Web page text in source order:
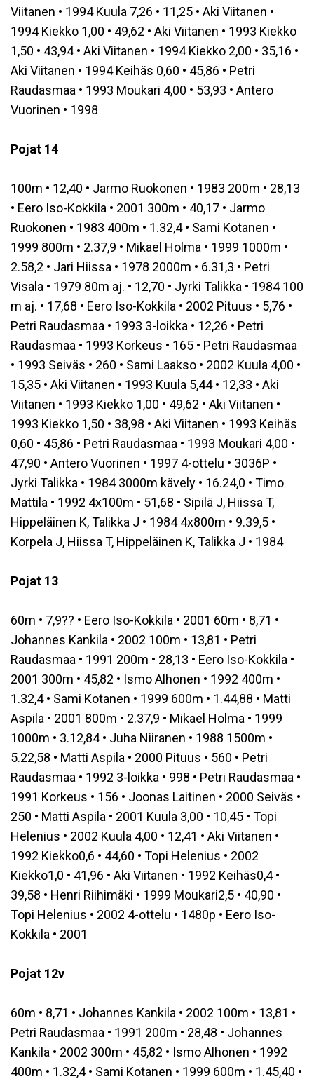
Viitanen • 1994 Kuula 7,26 • 11,25 • Aki Viitanen •
1994 Kiekko 1,00 • 49,62 • Aki Viitanen • 1993 Kiekko
1,50 • 43,94 • Aki Viitanen • 1994 Kiekko 2,00 • 35,16 •
Aki Viitanen • 1994 Keihäs 0,60 • 45,86 • Petri
Raudasmaa • 1993 Moukari 4,00 • 53,93 • Antero
Vuorinen • 1998
Pojat 14
100m • 12,40 • Jarmo Ruokonen • 1983 200m • 28,13
• Eero Iso-Kokkila • 2001 300m • 40,17 • Jarmo
Ruokonen • 1983 400m • 1.32,4 • Sami Kotanen •
1999 800m • 2.37,9 • Mikael Holma • 1999 1000m •
2.58,2 • Jari Hiissa • 1978 2000m • 6.31,3 • Petri
Visala • 1979 80m aj. • 12,70 • Jyrki Talikka • 1984 100
m aj. • 17,68 • Eero Iso-Kokkila • 2002 Pituus • 5,76 •
Petri Raudasmaa • 1993 3-loikka • 12,26 • Petri
Raudasmaa • 1993 Korkeus • 165 • Petri Raudasmaa
• 1993 Seiväs • 260 • Sami Laakso • 2002 Kuula 4,00 •
15,35 • Aki Viitanen • 1993 Kuula 5,44 • 12,33 • Aki
Viitanen • 1993 Kiekko 1,00 • 49,62 • Aki Viitanen •
1993 Kiekko 1,50 • 38,98 • Aki Viitanen • 1993 Keihäs
0,60 • 45,86 • Petri Raudasmaa • 1993 Moukari 4,00 •
47,90 • Antero Vuorinen • 1997 4-ottelu • 3036P •
Jyrki Talikka • 1984 3000m kävely • 16.24,0 • Timo
Mattila • 1992 4x100m • 51,68 • Sipilä J, Hiissa T,
Hippeläinen K, Talikka J • 1984 4x800m • 9.39,5 •
Korpela J, Hiissa T, Hippeläinen K, Talikka J • 1984
Pojat 13
60m • 7,9?? • Eero Iso-Kokkila • 2001 60m • 8,71 •
Johannes Kankila • 2002 100m • 13,81 • Petri
Raudasmaa • 1991 200m • 28,13 • Eero Iso-Kokkila •
2001 300m • 45,82 • Ismo Alhonen • 1992 400m •
1.32,4 • Sami Kotanen • 1999 600m • 1.44,88 • Matti
Aspila • 2001 800m • 2.37,9 • Mikael Holma • 1999
1000m • 3.12,84 • Juha Niiranen • 1988 1500m •
5.22,58 • Matti Aspila • 2000 Pituus • 560 • Petri
Raudasmaa • 1992 3-loikka • 998 • Petri Raudasmaa •
1991 Korkeus • 156 • Joonas Laitinen • 2000 Seiväs •
250 • Matti Aspila • 2001 Kuula 3,00 • 10,45 • Topi
Helenius • 2002 Kuula 4,00 • 12,41 • Aki Viitanen •
1992 Kiekko0,6 • 44,60 • Topi Helenius • 2002
Kiekko1,0 • 41,96 • Aki Viitanen • 1992 Keihäs0,4 •
39,58 • Henri Riihimäki • 1999 Moukari2,5 • 40,90 •
Topi Helenius • 2002 4-ottelu • 1480p • Eero Iso-
Kokkila • 2001
Pojat 12v
60m • 8,71 • Johannes Kankila • 2002 100m • 13,81 •
Petri Raudasmaa • 1991 200m • 28,48 • Johannes
Kankila • 2002 300m • 45,82 • Ismo Alhonen • 1992
400m • 1.32,4 • Sami Kotanen • 1999 600m • 1.45,40 •